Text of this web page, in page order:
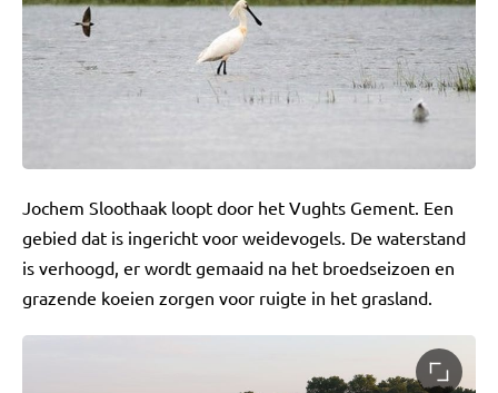
Jochem Sloothaak loopt door het Vughts Gement. Een
gebied dat is ingericht voor weidevogels. De waterstand
is verhoogd, er wordt gemaaid na het broedseizoen en
grazende koeien zorgen voor ruigte in het grasland.